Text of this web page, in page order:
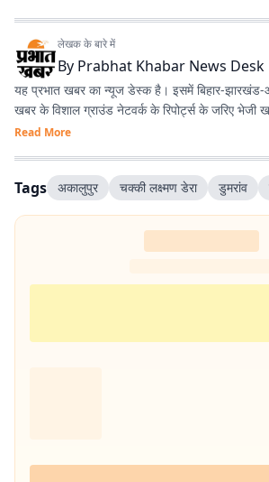
लेखक के बारे में
By Prabhat Khabar News Desk
यह प्रभात खबर का न्यूज डेस्क है। इसमें बिहार-झारखंड-
खबर के विशाल ग्राउंड नेटवर्क के रिपोर्ट्स के जरिए भेजी
Read More
Tags अकालुपुर चक्की लक्ष्मण डेरा डुमरांव